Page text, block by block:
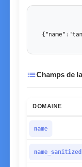
listChamps de
DOMAINE
name
name_sanitized